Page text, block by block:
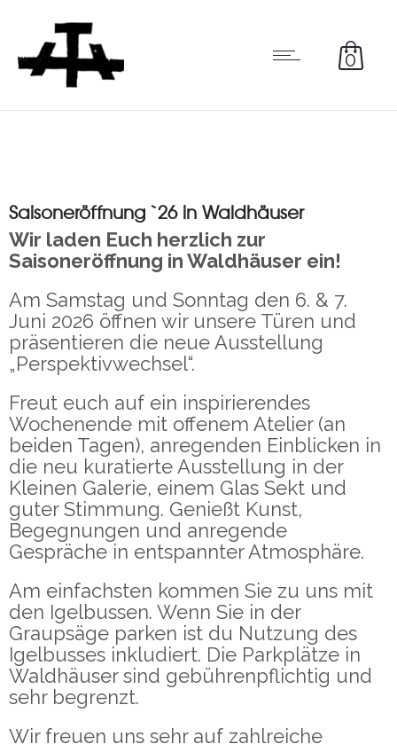
0
Saisoneröffnung `26 in Waldhäuser
Wir laden Euch herzlich zur
Saisoneröffnung in Waldhäuser ein!
Am Samstag und Sonntag den 6. & 7.
Juni 2026 öffnen wir unsere Türen und
präsentieren die neue Ausstellung
„Perspektivwechsel“.
Freut euch auf ein inspirierendes
Wochenende mit offenem Atelier (an
beiden Tagen), anregenden Einblicken in
die neu kuratierte Ausstellung in der
Kleinen Galerie, einem Glas Sekt und
guter Stimmung. Genießt Kunst,
Begegnungen und anregende
Gespräche in entspannter Atmosphäre.
Am einfachsten kommen Sie zu uns mit
den Igelbussen. Wenn Sie in der
Graupsäge parken ist du Nutzung des
Igelbusses inkludiert. Die Parkplätze in
Waldhäuser sind gebührenpflichtig und
sehr begrenzt.
Wir freuen uns sehr auf zahlreiche